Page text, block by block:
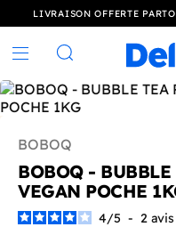
LIVRAISON OFFERTE
Rechercher
BOBOQ
BOBOQ -
VEGAN POCHE
4/5 - 2 avis